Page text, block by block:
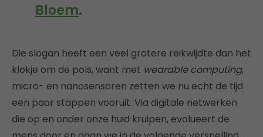
Bloem.
Die slogan heeft een veel grotere reikwijdte dan het
klokje om de pols, want met wearable computing,
micro- en nanosensoren zetten we nu echt de tijd
een paar stappen vooruit. Via digitale netwerken
die op en onder onze huid kruipen, evolueert de